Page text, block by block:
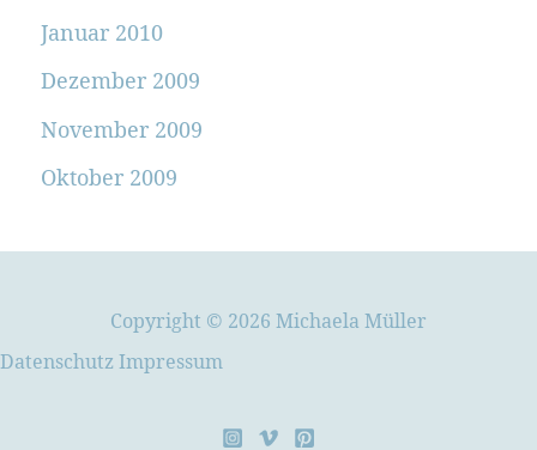
Januar 2010
Dezember 2009
November 2009
Oktober 2009
Copyright © 2026 Michaela Müller
Datenschutz Impressum